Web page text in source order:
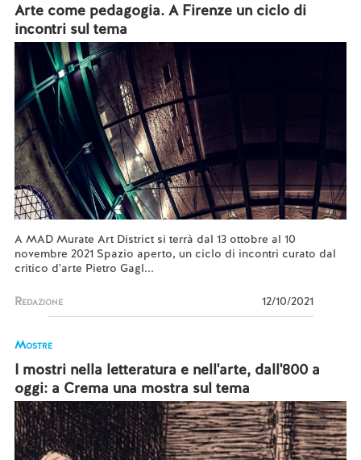
Arte come pedagogia. A Firenze un ciclo di
incontri sul tema
A MAD Murate Art District si terrà dal 13 ottobre al 10
novembre 2021 Spazio aperto, un ciclo di incontri curato dal
critico d'arte Pietro Gagl...
Redazione 12/10/2021
Mostre
I mostri nella letteratura e nell'arte, dall'800 a
oggi: a Crema una mostra sul tema